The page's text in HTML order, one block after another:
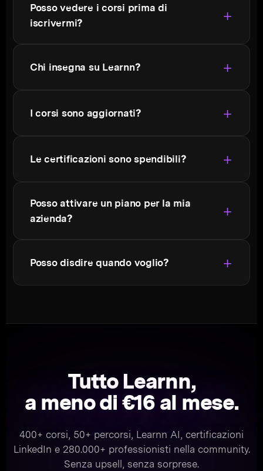
Posso vedere i corsi prima di
iscrivermi?
Chi insegna su Learnn?
I corsi sono aggiornati?
Le certificazioni sono spendibili?
Posso attivare un piano per la mia
azienda?
Posso disdire quando voglio?
Tutto Learnn,
a meno di €16 al mese.
400+ corsi, 50+ percorsi, Learnn AI, certificazioni
LinkedIn e 280.000+ professionisti nella community.
Senza upsell, senza sorprese.